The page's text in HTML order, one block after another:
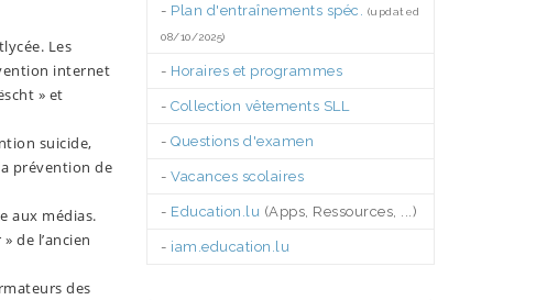
Les
internet
» et
suicide,
prévention de
aux médias.
de l’ancien
des
- Plan d'entraînements spéc. (updated
08/10/2025)
- Horaires et programmes
- Collection vêtements SLL
- Questions d'examen
- Vacances scolaires
- Education.lu (Apps, Ressources, ...)
- iam.education.lu